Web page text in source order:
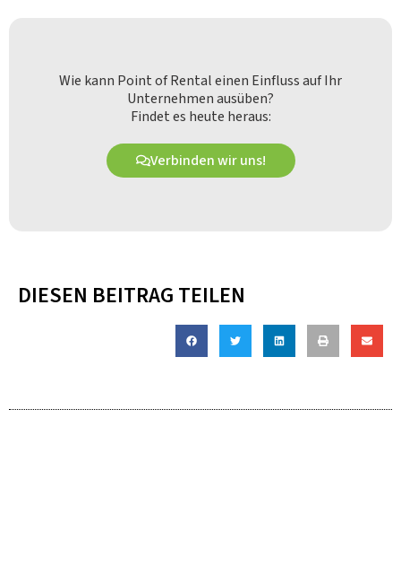
Wie kann Point of Rental einen Einfluss auf Ihr
Unternehmen ausüben?
Findet es heute heraus:
Verbinden wir uns!
DIESEN BEITRAG TEILEN